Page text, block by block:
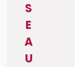
S
E
A
U